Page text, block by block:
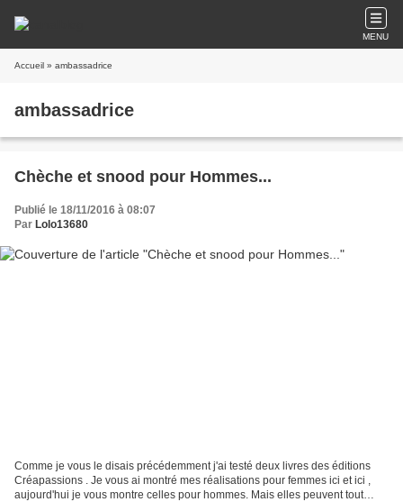
MENU
Accueil » ambassadrice
ambassadrice
Chèche et snood pour Hommes...
Publié le 18/11/2016 à 08:07
Par Lolo13680
Comme je vous le disais précédemment j'ai testé deux livres des éditions
Créapassions . Je vous ai montré mes réalisations pour femmes ici et ici ,
aujourd'hui je vous montre celles pour hommes. Mais elles peuvent tout